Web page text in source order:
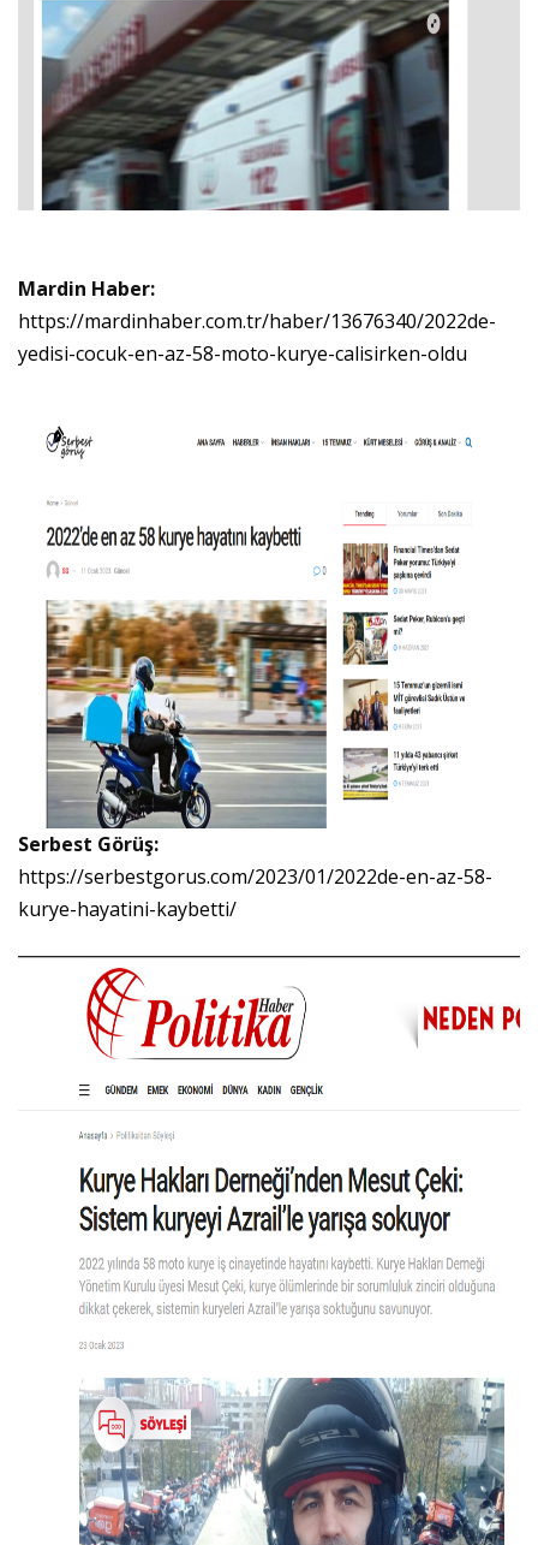
Mardin Haber:
https://mardinhaber.com.tr/haber/13676340/2022de-
yedisi-cocuk-en-az-58-moto-kurye-calisirken-oldu
Serbest Görüş:
https://serbestgorus.com/2023/01/2022de-en-az-58-
kurye-hayatini-kaybetti/